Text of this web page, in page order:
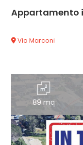
Appartamento
Via Marconi
89 mq